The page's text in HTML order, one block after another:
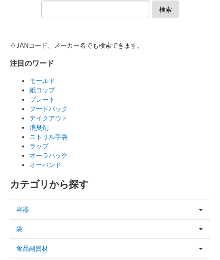
検索
※JANコード、メーカー名でも検索できます。
注目のワード
モールド
紙コップ
プレート
フードパック
テイクアウト
消臭剤
ニトリル手袋
ラップ
オーラパック
オーバンド
カテゴリから探す
容器
袋
食品副資材